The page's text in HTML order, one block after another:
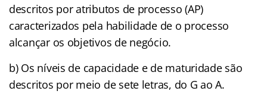
descritos por atributos de processo (AP)
caracterizados pela habilidade de o processo
alcançar os objetivos de negócio.
b) Os níveis de capacidade e de maturidade são
descritos por meio de sete letras, do G ao A.